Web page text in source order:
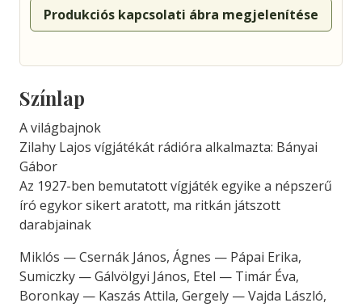
Produkciós kapcsolati ábra megjelenítése
Színlap
A világbajnok
Zilahy Lajos vígjátékát rádióra alkalmazta: Bányai
Gábor
Az 1927-ben bemutatott vígjáték egyike a népszerű
író egykor sikert aratott, ma ritkán játszott
darabjainak
Miklós — Csernák János, Ágnes — Pápai Erika,
Sumiczky — Gálvölgyi János, Etel — Timár Éva,
Boronkay — Kaszás Attila, Gergely — Vajda László,